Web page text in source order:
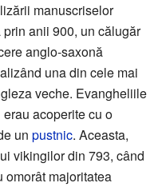
manuscriselor
prin anii 900, un călugăr
anglo-saxonă
una din cele mai
veche. Evangheliile
acoperite cu o
un pustnic. Aceasta,
vikingilor din 793, când
omorât majoritatea